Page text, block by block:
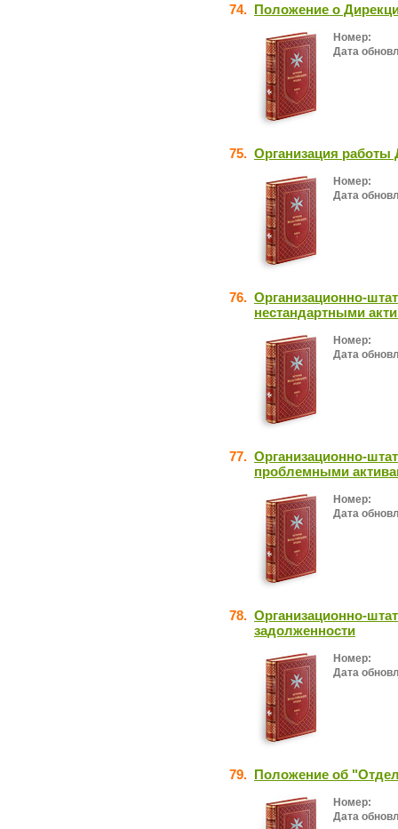
74. Положение о
Номер:
Дата
75. Организация работы
Номер:
Дата
76. Организационно-
нестандартными
Номер:
Дата
77. Организационно-
проблемными
Номер:
Дата
78. Организационно-
задолженности
Номер:
Дата
79. Положение об
Номер:
Дата